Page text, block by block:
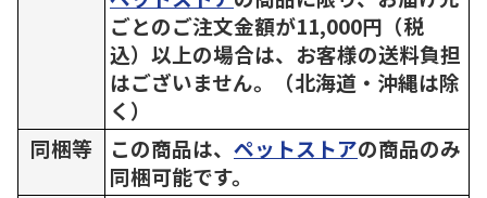
ごとのご注文金額が11,000円（税
込）以上の場合は、お客様の送料負担
はございません。（北海道・沖縄は除
く）
同梱等
この商品は、 ペットストアの商品のみ
同梱可能です。